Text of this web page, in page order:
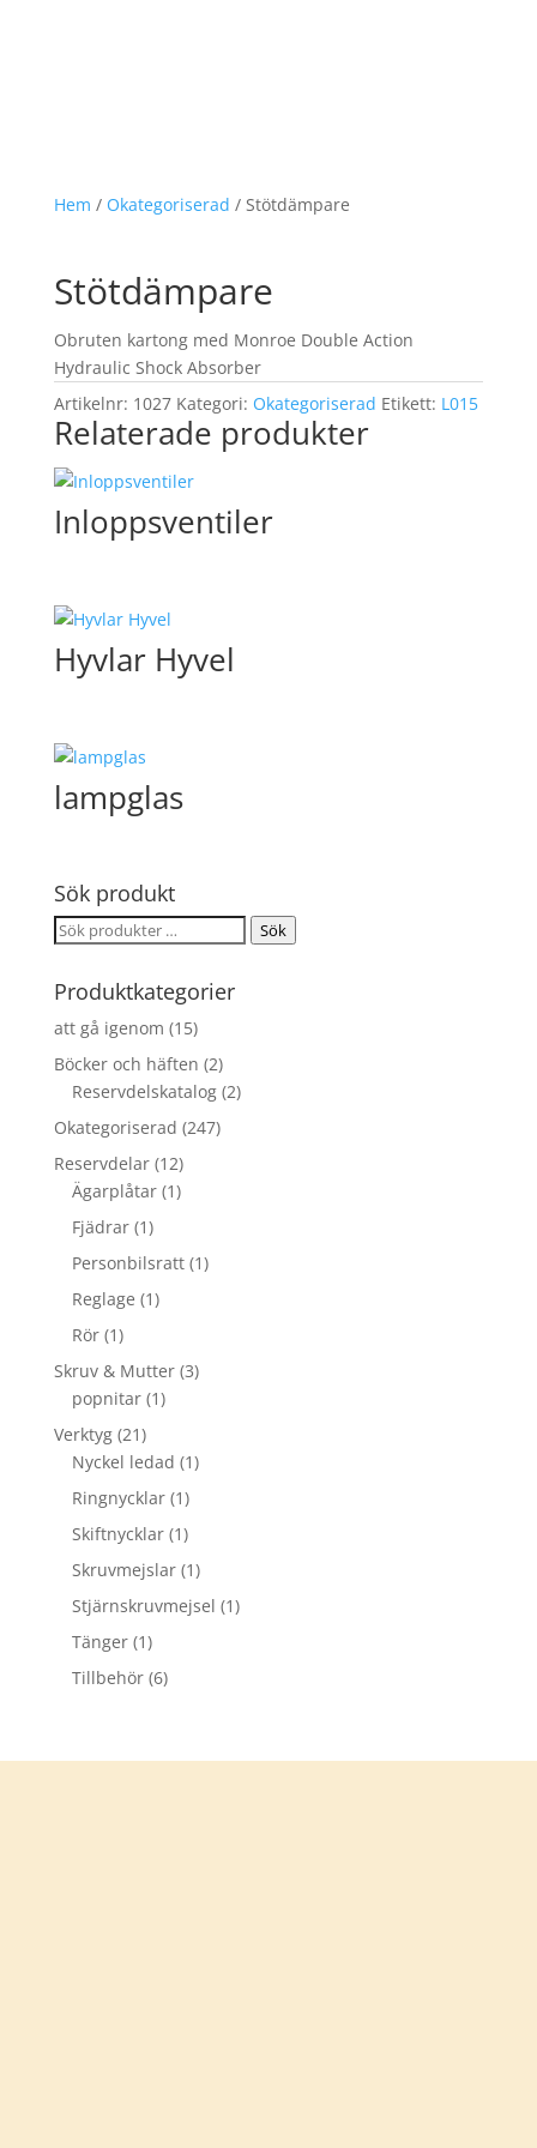
Hem / Okategoriserad / Stötdämpare
Stötdämpare
Obruten kartong med Monroe Double Action
Hydraulic Shock Absorber
Artikelnr: 1027 Kategori: Okategoriserad Etikett: L015
Relaterade produkter
Inloppsventiler
Hyvlar Hyvel
lampglas
Sök produkt
Sök
Sök
Produktkategorier
att gå igenom (15)
Böcker och häften (2)
Reservdelskatalog (2)
Okategoriserad (247)
Reservdelar (12)
Ägarplåtar (1)
Fjädrar (1)
Personbilsratt (1)
Reglage (1)
Rör (1)
Skruv & Mutter (3)
popnitar (1)
Verktyg (21)
Nyckel ledad (1)
Ringnycklar (1)
Skiftnycklar (1)
Skruvmejslar (1)
Stjärnskruvmejsel (1)
Tänger (1)
Tillbehör (6)